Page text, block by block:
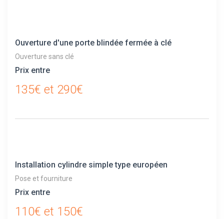
Ouverture d'une porte blindée fermée à clé
Ouverture sans clé
Prix entre
135€ et 290€
Installation cylindre simple type européen
Pose et fourniture
Prix entre
110€ et 150€